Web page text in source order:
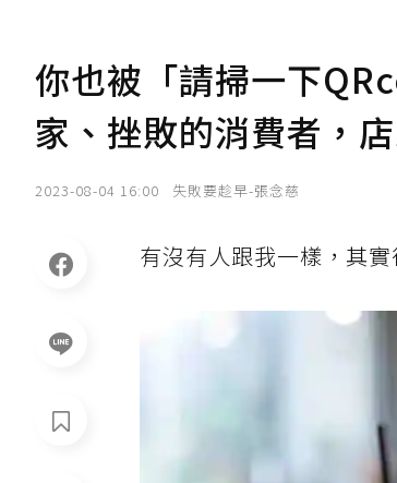
你也被「請掃一下
家、挫敗的消費者，
2023-08-04 16:00 失敗要趁早-張念慈
有沒有人跟我一樣，其